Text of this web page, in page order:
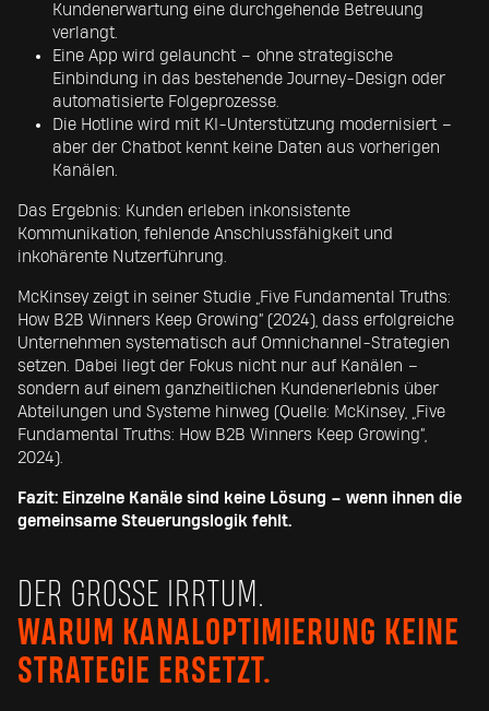
Kundenerwartung eine durchgehende Betreuung
verlangt.
Eine App wird gelauncht – ohne strategische
Einbindung in das bestehende Journey-Design oder
automatisierte Folgeprozesse.
Die Hotline wird mit KI-Unterstützung modernisiert –
aber der Chatbot kennt keine Daten aus vorherigen
Kanälen.
Das Ergebnis: Kunden erleben inkonsistente
Kommunikation, fehlende Anschlussfähigkeit und
inkohärente Nutzerführung.
McKinsey zeigt in seiner Studie „Five Fundamental Truths:
How B2B Winners Keep Growing“ (2024), dass erfolgreiche
Unternehmen systematisch auf Omnichannel-Strategien
setzen. Dabei liegt der Fokus nicht nur auf Kanälen –
sondern auf einem ganzheitlichen Kundenerlebnis über
Abteilungen und Systeme hinweg (Quelle: McKinsey, „Five
Fundamental Truths: How B2B Winners Keep Growing“,
2024).
Fazit: Einzelne Kanäle sind keine Lösung – wenn ihnen die
gemeinsame Steuerungslogik fehlt.
DER GROSSE IRRTUM.
WARUM KANALOPTIMIERUNG KEINE
STRATEGIE ERSETZT.